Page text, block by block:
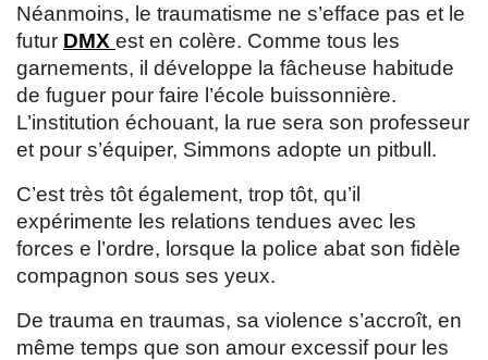
Néanmoins, le traumatisme ne s’efface pas et le
futur DMX est en colère. Comme tous les
garnements, il développe la fâcheuse habitude
de fuguer pour faire l’école buissonnière.
L’institution échouant, la rue sera son professeur
et pour s’équiper, Simmons adopte un pitbull.
C’est très tôt également, trop tôt, qu’il
expérimente les relations tendues avec les
forces e l’ordre, lorsque la police abat son fidèle
compagnon sous ses yeux.
De trauma en traumas, sa violence s’accroît, en
même temps que son amour excessif pour les